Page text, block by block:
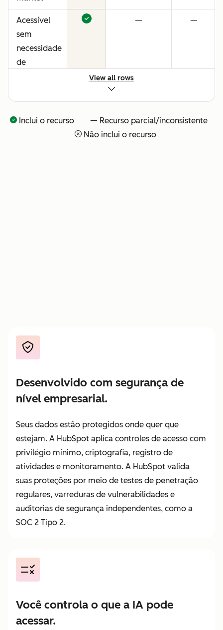
Acessível
sem
necessidade
de
configuração
técnica
— —
—
View all rows
Inclui o recurso — Recurso parcial/inconsistente
Não inclui o recurso
Desenvolvido com segurança de
nível empresarial.
Seus dados estão protegidos onde quer que
estejam. A HubSpot aplica controles de acesso com
privilégio mínimo, criptografia, registro de
atividades e monitoramento. A HubSpot valida
suas proteções por meio de testes de penetração
regulares, varreduras de vulnerabilidades e
auditorias de segurança independentes, como a
SOC 2 Tipo 2.
Você controla o que a IA pode
acessar.